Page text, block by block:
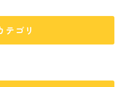
テゴリ